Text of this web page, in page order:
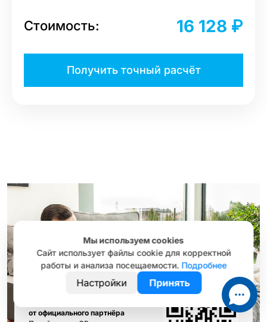
Стоимость: 16 128 ₽
Получить точный расчёт
от официального партнёра
Мы используем cookies
Сайт использует файлы cookie для корректной
работы и анализа посещаемости. Подробнее
Настройки Принять